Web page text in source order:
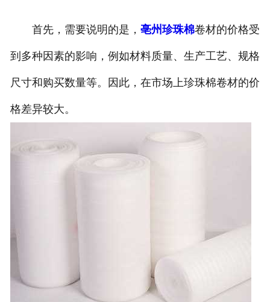
公司风采
联系我们
首先，需要说明的是， 亳州珍珠棉卷材的价格受
到多种因素的影响，例如材料质量、生产工艺、规格
尺寸和购买数量等。因此，在市场上珍珠棉卷材的价
格差异较大。